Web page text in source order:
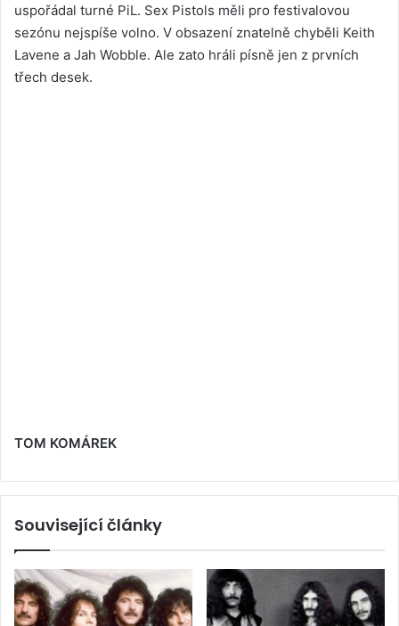
uspořádal turné PiL. Sex Pistols měli pro festivalovou
sezónu nejspíše volno. V obsazení znatelně chyběli Keith
Lavene a Jah Wobble. Ale zato hráli písně jen z prvních
třech desek.
TOM KOMÁREK
Související články